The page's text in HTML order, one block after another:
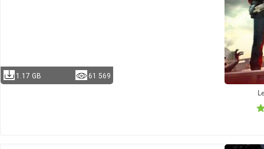
1.17 GB 61 569